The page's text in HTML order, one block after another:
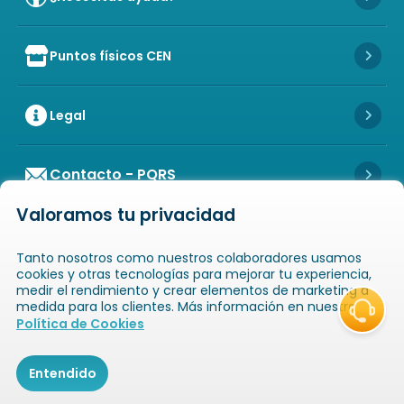
Icon of store
Puntos físicos CEN Icon
Legal Icon
Contacto - PQRS Icon
Icon of copyright
COPYRIGHT2026NOVAVENTA S.A.S. TODOS
LOS DERECHOS RESERVADOS
NIT: 811025289-1 / CRA. 52 # 20-124, GUAYABAL,
Inicio
Valoramos tu privacidad
Tanto nosotros como nuestros colaboradores usamos
cookies y otras tecnologías para mejorar tu experiencia,
medir el rendimiento y crear elementos de marketing a
medida para los clientes. Más información en nuestra
Política de Cookies
Entendido